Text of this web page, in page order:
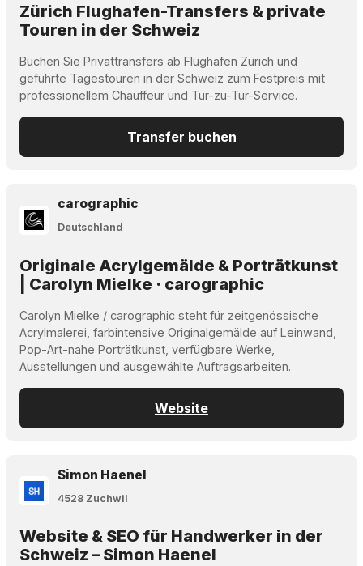
Zürich Flughafen-Transfers & private
Touren in der Schweiz
Buchen Sie Privattransfers ab Flughafen Zürich und
geführte Tagestouren in der Schweiz zum Festpreis mit
professionellem Chauffeur und Tür-zu-Tür-Service.
Transfer buchen
carographic
Deutschland
Originale Acrylgemälde & Porträtkunst
| Carolyn Mielke · carographic
Carolyn Mielke / carographic steht für zeitgenössische
Acrylmalerei, farbintensive Originalgemälde auf Leinwand,
Pop-Art-nahe Porträtkunst, verfügbare Werke,
Ausstellungen und ausgewählte Auftragsarbeiten.
Website
Simon Haenel
4528 Zuchwil
Website & SEO für Handwerker in der
Schweiz – Simon Haenel